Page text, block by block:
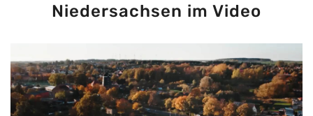
Niedersachsen im Video